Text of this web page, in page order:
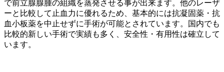
で前立腺腺腫の組織を蒸発させる事が出来ます。他のレーザ
ーと比較して止血力に優れるため、基本的には抗凝固薬・抗
血小板薬を中止せずに手術が可能とされています。国内でも
比較的新しい手術で実績も多く、安全性・有用性は確立して
います。